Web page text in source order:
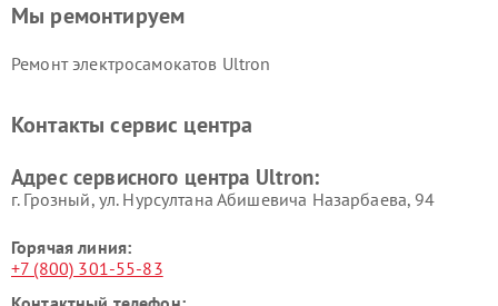
Мы ремонтируем
Ремонт электросамокатов Ultron
Контакты сервис центра
Адрес сервисного центра Ultron:
г. Грозный, ул. Нурсултана Абишевича Назарбаева, 94
Горячая линия:
+7 (800) 301-55-83